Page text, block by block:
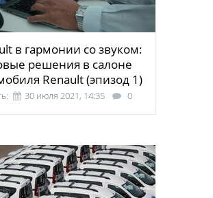
в гармонии со звуком:
решения в салоне
Renault (эпизод 1)
30 июля 2021, 14:35 0